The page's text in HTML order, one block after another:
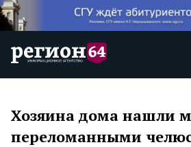
Хозяина дома нашли
переломанными